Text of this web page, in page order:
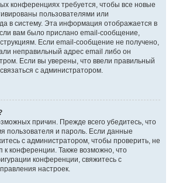
конференциях требуется, чтобы все новые
пользователями или
в систему. Эта информация отображается в
вам было прислано email-сообщение,
Если email-сообщение не получено,
неправильный адрес email либо он
Если вы уверены, что ввели правильный
с администратором.
причин. Прежде всего убедитесь, что
пользователя и пароль. Если данные
с администратором, чтобы проверить, не
к конференции. Также возможно, что
конференции, свяжитесь с
настроек.